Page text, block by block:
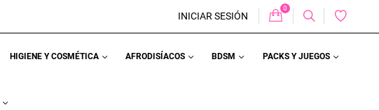
INICIAR SESIÓN Carrito
0
HIGIENE Y COSMÉTICA AFRODISÍACOS BDSM PACKS Y JUEGOS